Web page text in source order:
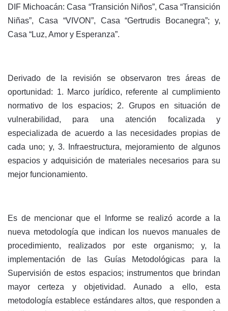
DIF Michoacán: Casa “Transición Niños”, Casa “Transición
Niñas”, Casa “VIVON”, Casa “Gertrudis Bocanegra”; y,
Casa “Luz, Amor y Esperanza”.
Derivado de la revisión se observaron tres áreas de
oportunidad: 1. Marco jurídico, referente al cumplimiento
normativo de los espacios; 2. Grupos en situación de
vulnerabilidad, para una atención focalizada y
especializada de acuerdo a las necesidades propias de
cada uno; y, 3. Infraestructura, mejoramiento de algunos
espacios y adquisición de materiales necesarios para su
mejor funcionamiento.
Es de mencionar que el Informe se realizó acorde a la
nueva metodología que indican los nuevos manuales de
procedimiento, realizados por este organismo; y, la
implementación de las Guías Metodológicas para la
Supervisión de estos espacios; instrumentos que brindan
mayor certeza y objetividad. Aunado a ello, esta
metodología establece estándares altos, que responden a